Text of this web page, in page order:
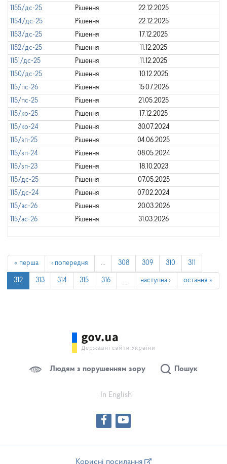
1155/дс-25
Рішення
22.12.2025
1154/дс-25
Рішення
22.12.2025
1153/дс-25
Рішення
17.12.2025
1152/дс-25
Рішення
11.12.2025
1151/дс-25
Рішення
11.12.2025
1150/дс-25
Рішення
10.12.2025
115/пс-26
Рішення
15.07.2026
115/пс-25
Рішення
21.05.2025
115/ко-25
Рішення
17.12.2025
115/ко-24
Рішення
30.07.2024
115/зп-25
Рішення
04.06.2025
115/зп-24
Рішення
08.05.2024
115/зп-23
Рішення
18.10.2023
115/дс-25
Рішення
07.05.2025
115/дс-24
Рішення
07.02.2024
115/вс-26
Рішення
20.03.2026
115/ас-26
Рішення 31.03.2026
« перша ‹ попередня … 308 309 310 311
312 313 314 315 316 … наступна › остання »
Людям з порушенням зору Пошук
In English
Корисні посилання